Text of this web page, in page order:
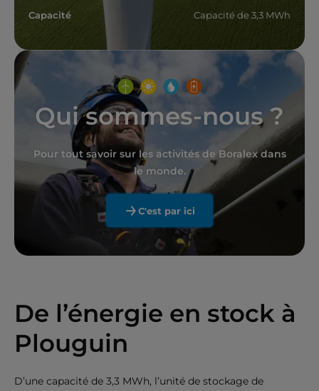
Capacité Capacité de 3,3 MWh
Qui sommes-nous ?
Pour tout savoir sur les activités de Boralex dans
le monde.
C'est par ici
De l’énergie en stock à
Plouguin
D’une capacité de 3,3 MWh, l’unité de stockage de